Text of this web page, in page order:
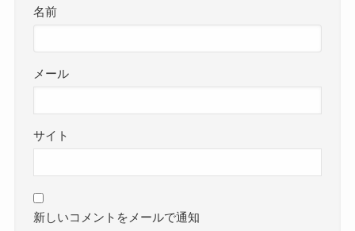
名前
メール
サイト
新しいコメントをメールで通知